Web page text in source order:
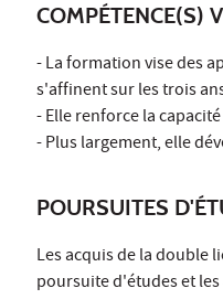
COMPÉTENCE(S)
- La formation vise des
s'affinent sur les trois
- Elle renforce la
- Plus largement, elle
POURSUITES
Les acquis de la double
poursuite d'études et